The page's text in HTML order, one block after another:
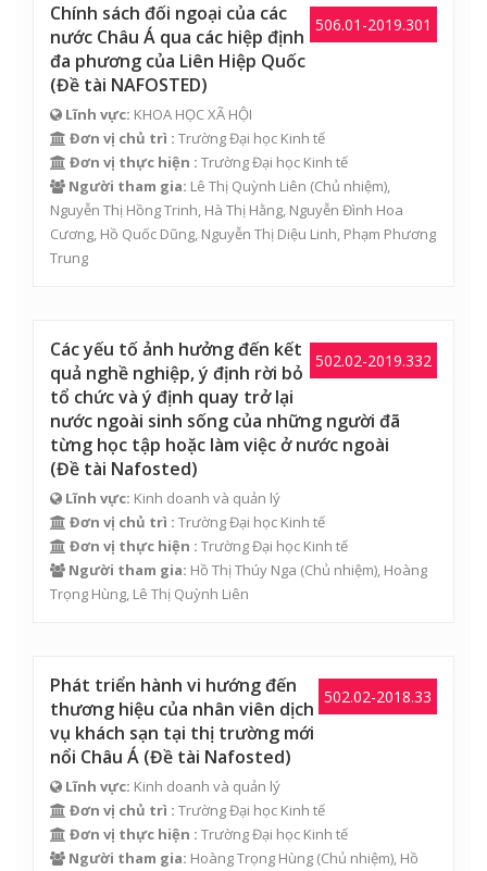
506.01-2019.301
Chính sách đối ngoại của các
nước Châu Á qua các hiệp định
đa phương của Liên Hiệp Quốc
(Đề tài NAFOSTED)
Lĩnh vực: KHOA HỌC XÃ HỘI
Đơn vị chủ trì : Trường Đại học Kinh tế
Đơn vị thực hiện : Trường Đại học Kinh tế
Người tham gia: Lê Thị Quỳnh Liên (Chủ nhiệm),
Nguyễn Thị Hồng Trinh, Hà Thị Hằng, Nguyễn Đình Hoa
Cương, Hồ Quốc Dũng, Nguyễn Thị Diệu Linh, Phạm Phương
Trung
502.02-2019.332
Các yếu tố ảnh hưởng đến kết
quả nghề nghiệp, ý định rời bỏ
tổ chức và ý định quay trở lại
nước ngoài sinh sống của những người đã
từng học tập hoặc làm việc ở nước ngoài
(Đề tài Nafosted)
Lĩnh vực: Kinh doanh và quản lý
Đơn vị chủ trì : Trường Đại học Kinh tế
Đơn vị thực hiện : Trường Đại học Kinh tế
Người tham gia: Hồ Thị Thúy Nga (Chủ nhiệm), Hoàng
Trọng Hùng, Lê Thị Quỳnh Liên
502.02-2018.33
Phát triển hành vi hướng đến
thương hiệu của nhân viên dịch
vụ khách sạn tại thị trường mới
nổi Châu Á (Đề tài Nafosted)
Lĩnh vực: Kinh doanh và quản lý
Đơn vị chủ trì : Trường Đại học Kinh tế
Đơn vị thực hiện : Trường Đại học Kinh tế
Người tham gia: Hoàng Trọng Hùng (Chủ nhiệm), Hồ